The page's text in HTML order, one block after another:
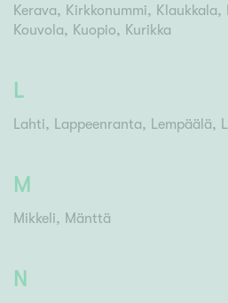
Kerava
Kirkkonummi Klaukkala
Kouvola
Kuopio Kurikka
L
Lahti Lappeenranta Lempäälä
M
Mikkeli Mänttä
N